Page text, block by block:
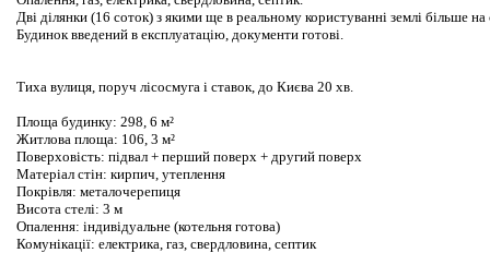
Дві ділянки (16 соток) з якими ще в реальному користуванні землі більше
Будинок введений в експлуатацію, документи готові.
Тиха вулиця, поруч лісосмуга і ставок, до Києва 20 хв.
Площа будинку: 298, 6 м²
Житлова площа: 106, 3 м²
Поверховість: підвал + перший поверх + другий поверх
Матеріал стін: кирпич, утеплення
Покрівля: металочерепиця
Висота стелі: 3 м
Опалення: індивідуальне (котельня готова)
Комунікації: електрика, газ, свердловина, септик